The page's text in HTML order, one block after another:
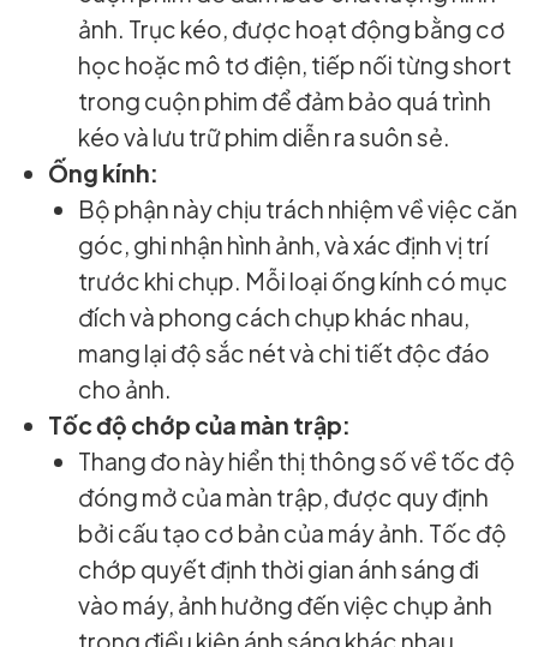
ảnh. Trục kéo, được hoạt động bằng cơ
học hoặc mô tơ điện, tiếp nối từng short
trong cuộn phim để đảm bảo quá trình
kéo và lưu trữ phim diễn ra suôn sẻ.
Ống kính:
Bộ phận này chịu trách nhiệm về việc căn
góc, ghi nhận hình ảnh, và xác định vị trí
trước khi chụp. Mỗi loại ống kính có mục
đích và phong cách chụp khác nhau,
mang lại độ sắc nét và chi tiết độc đáo
cho ảnh.
Tốc độ chớp của màn trập:
Thang đo này hiển thị thông số về tốc độ
đóng mở của màn trập, được quy định
bởi cấu tạo cơ bản của máy ảnh. Tốc độ
chớp quyết định thời gian ánh sáng đi
vào máy, ảnh hưởng đến việc chụp ảnh
trong điều kiện ánh sáng khác nhau.